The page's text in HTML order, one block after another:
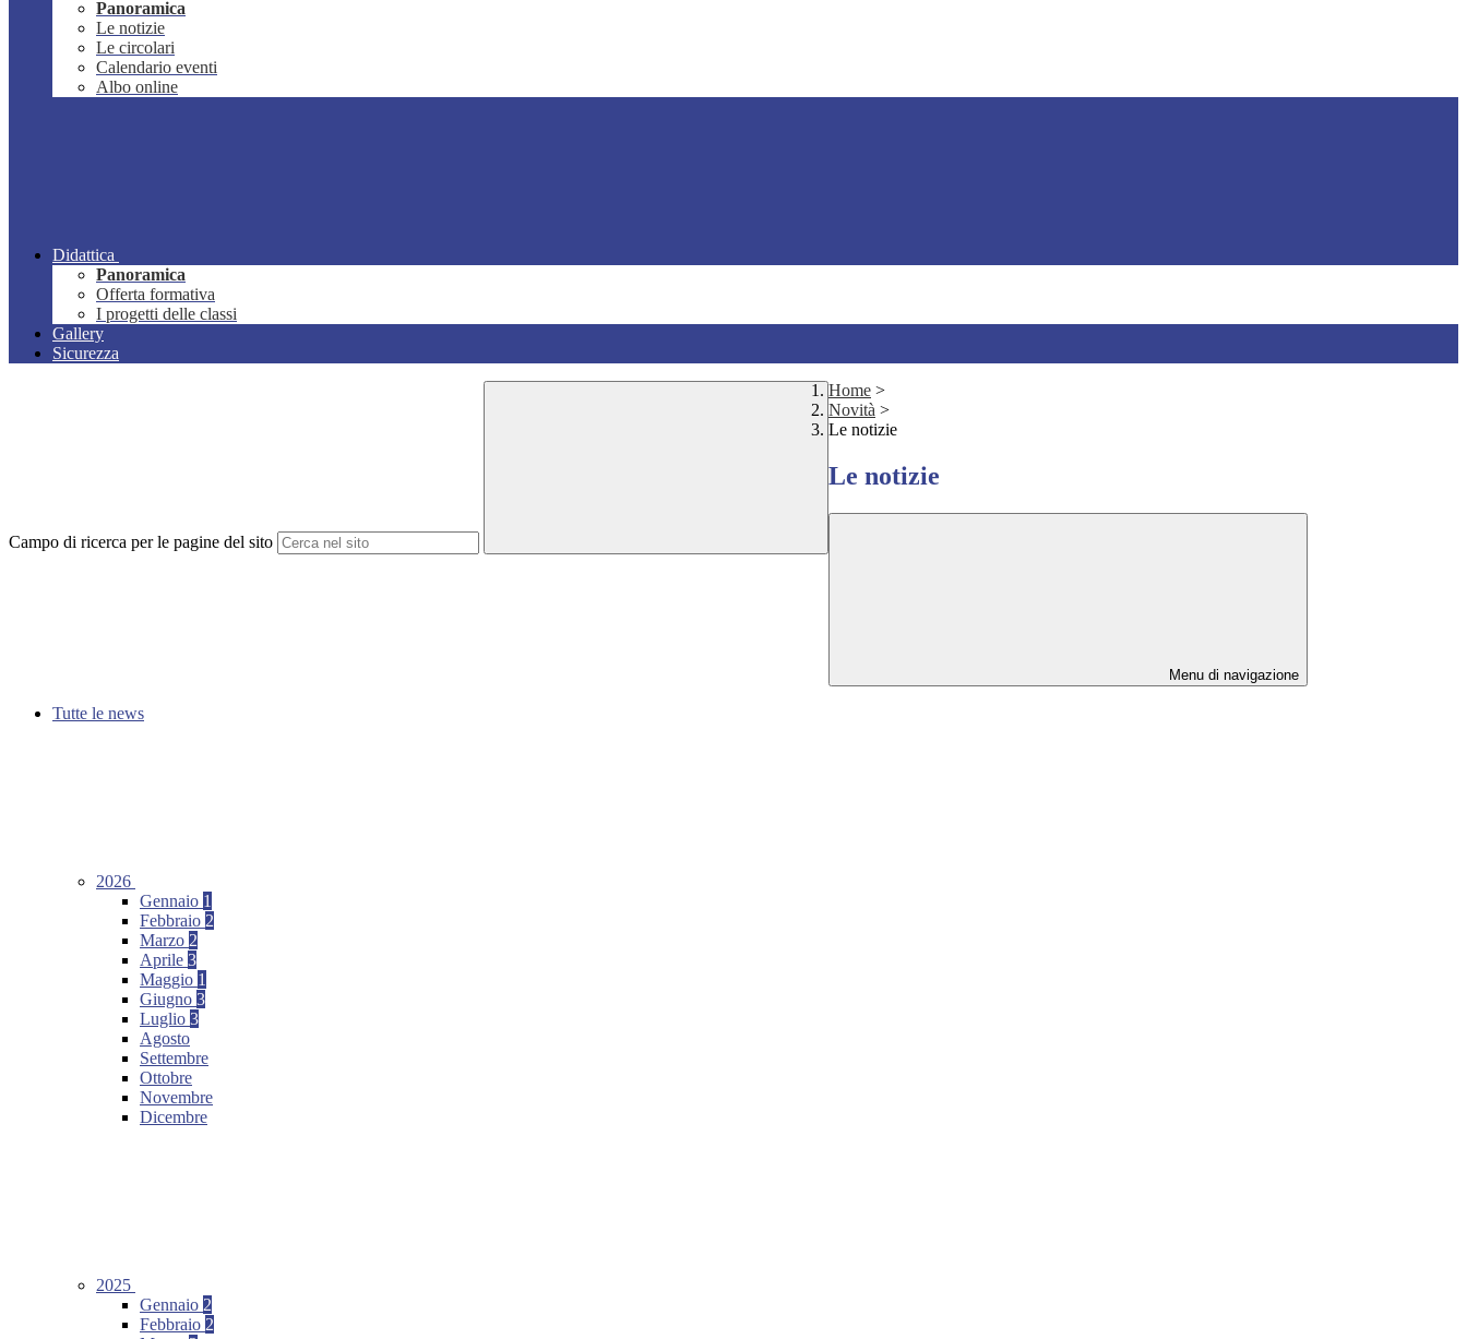
Panoramica
Le notizie
Le circolari
Calendario eventi
Albo online
Didattica
Panoramica
Offerta formativa
I progetti delle classi
Gallery
Sicurezza
Campo di ricerca per le pagine del sito
Home >
Novità >
Le notizie
Le notizie
Menu di navigazione
Tutte le news
2026
Gennaio 1
Febbraio 2
Marzo 2
Aprile 3
Maggio 1
Giugno 3
Luglio 3
Agosto
Settembre
Ottobre
Novembre
Dicembre
2025
Gennaio 2
Febbraio 2